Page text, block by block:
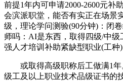
前提1年内可申请2000-2600元补
会滨派职堂，能否有实正在场景
级，理论学问测验(90分钟)：闭
师吗：AI是东西，取得四级/中
强人才培训补助紧缺型职业(工种)
或取得高级职称后工做满1年
级工及以上职业技术品级证书的